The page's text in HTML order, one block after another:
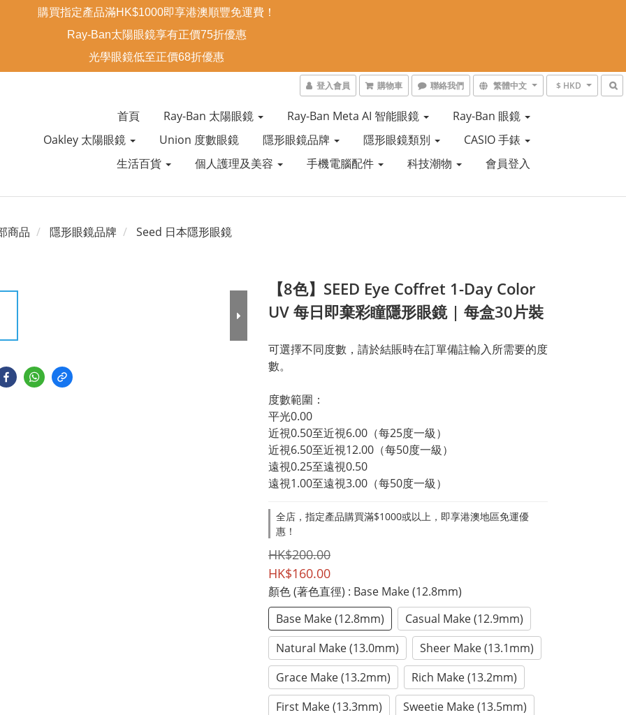
登入會員 購物車 聯絡我們 繁體中文 $ HKD
首頁 Ray-Ban 太陽眼鏡 Ray-Ban Meta AI 智能眼鏡
Ray-Ban 眼鏡
Oakley 太陽眼鏡
Union 度數眼鏡 隱形眼鏡品牌 隱形眼鏡類別
CASIO 手錶
生活百貨
個人護理及美容 手機電腦配件 科技潮物 會員登入
商品 隱形眼鏡品牌 Seed 日本隱形眼鏡
【8色】SEED Eye Coffret 1-Day Color
UV 每日即棄彩瞳隱形眼鏡 | 每盒30片裝
可選擇不同度數，請於結賬時在訂單備註輸入所需要的度
數。
平光0.00
近視0.50至近視6.00（每25度一級）
近視6.50至近視12.00（每50度一級）
遠視0.25至遠視0.50
遠視1.00至遠視3.00（每50度一級）
全店，指定產品購買滿$1000或以上，即享港澳地區免運優
惠！
HK$200.00
HK$160.00
顏色 (著色直徑) : Base Make (12.8mm)
Base Make (12.8mm)
Casual Make (12.9mm)
Natural Make (13.0mm)
Sheer Make (13.1mm)
Grace Make (13.2mm)
Rich Make (13.2mm)
First Make (13.3mm)
Sweetie Make (13.5mm)
購買指定產品滿HK$1000即享港澳順豐免運費！
Ray-Ban太陽眼鏡享有正價75折優惠
光學眼鏡低至正價68折優惠